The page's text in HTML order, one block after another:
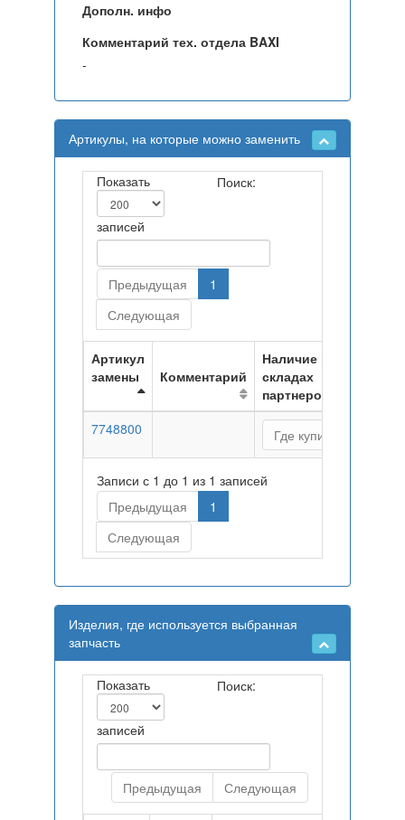
Дополн. инфо
Комментарий тех. отдела BAXI
-
Артикулы, на которые можно заменить
Показать
записей
Поиск:
Предыдущая
1
Следующая
Артикул
замены
Комментарий
Наличие на
складах
партнеров
7748800
Где купить
Записи с 1 до 1 из 1 записей
Предыдущая
1
Следующая
Изделия, где используется выбранная
запчасть
Показать
записей
Поиск:
Предыдущая Следующая